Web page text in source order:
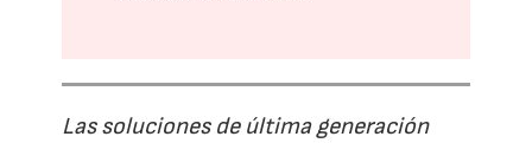
Las soluciones de última generación